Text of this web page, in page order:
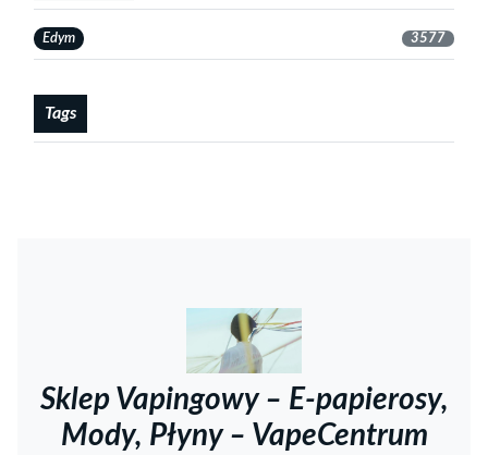
Edym 3577
Tags
Sklep Vapingowy – E-papierosy,
Mody, Płyny – VapeCentrum